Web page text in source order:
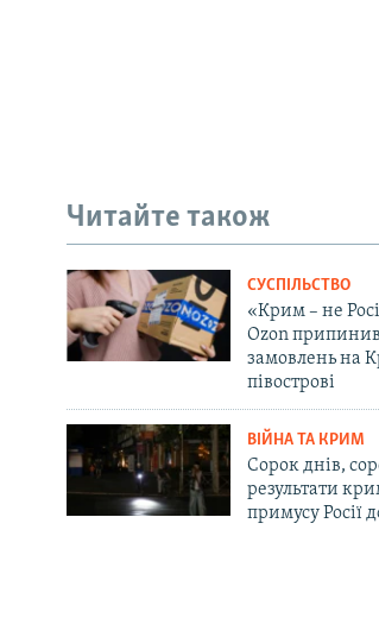
Читайте також
СУСПІЛЬСТВО
«Крим – не
Ozon
замовлень на
півострові
ВІЙНА ТА КРИМ
Сорок днів,
результати
примусу Росії